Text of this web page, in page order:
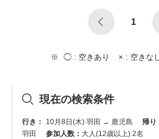
1
◯ : 空きあり × : 空きな
現在の検索条件
行き： 10月8日(木) 羽田 → 鹿児島 帰り
羽田
参加人数： 大人(12歳以上) 2名